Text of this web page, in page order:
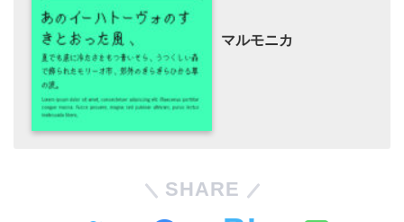
マルモニカ
SHARE